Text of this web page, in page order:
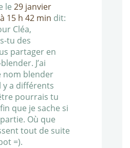
le 29 janvier
15 h 42 min dit:
Cléa,
tu des
partager en
J’ai
nom blender
a différents
pourrais tu
que je sache si
Où que
tout de suite
=).